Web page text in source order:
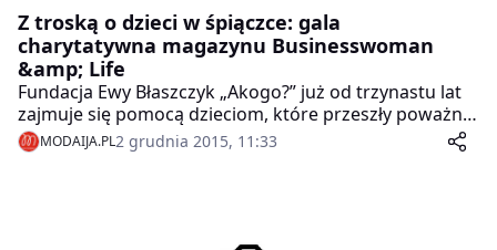
Z troską o dzieci w śpiączce: gala
charytatywna magazynu Businesswoman
&amp; Life
Fundacja Ewy Błaszczyk „Akogo?” już od trzynastu lat
zajmuje się pomocą dzieciom, które przeszły poważne
urazy mózgu – poświęcając szczególną uwagę tym,
które zapadły w śpiączkę.
MODAIJA.PL2 grudnia 2015, 11:33